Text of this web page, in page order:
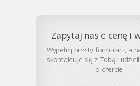
Zapytaj nas o cenę i
Wypełnij prosty formularz, a
skontaktuje się z Tobą i
o ofercie